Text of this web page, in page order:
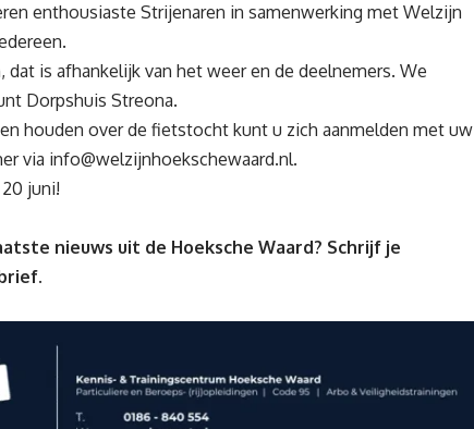
enthousiaste Strijenaren in samenwerking met Welzijn
is afhankelijk van het weer en de deelnemers. We
Dorpshuis Streona.
houden over de fietstocht kunt u zich aanmelden met uw
via info@welzijnhoekschewaard.nl.
juni!
nieuws uit de Hoeksche Waard? Schrijf je